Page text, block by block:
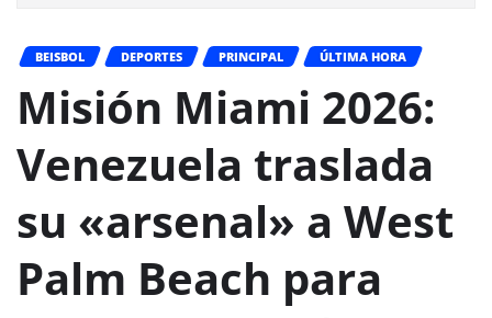
BEISBOL DEPORTES PRINCIPAL ÚLTIMA HORA
Misión Miami 2026:
Venezuela traslada
su «arsenal» a West
Palm Beach para